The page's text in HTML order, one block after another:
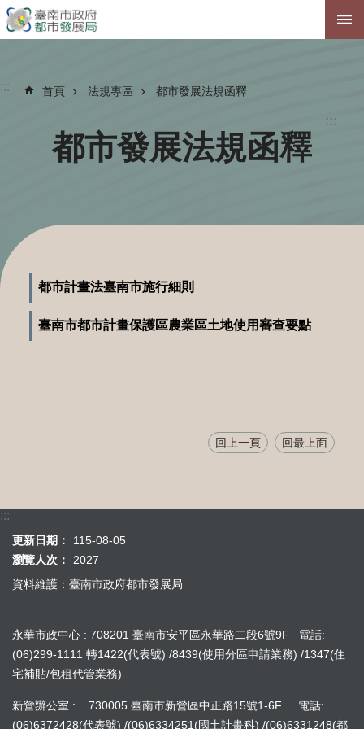
跳到主要內容區塊
:::
::: 首頁 法規專區 都市發展法規函釋
都市發展法規函釋
都市計畫法臺南市施行細則
臺南市都市計畫保護區農業區土地使用審查要點
回上一頁 回最上面
:::
更新日期：
115-08-05
瀏覽人次：
2027
資料維護：臺南市政府都市發展局
永華市政中心 : 708201 臺南市安平區永華路二段6號9F 電話:
(06)299-1111 轉1422(代表號) /8439(使用分區申請業務) /1347(住
宅補貼/包租代管業務)
新營辦公室 : 730005 臺南市新營區中正路15號1-6F 電話:
(06)6372428(代表號) /(06)6334251(國土計畫科) /(06)6331248(都